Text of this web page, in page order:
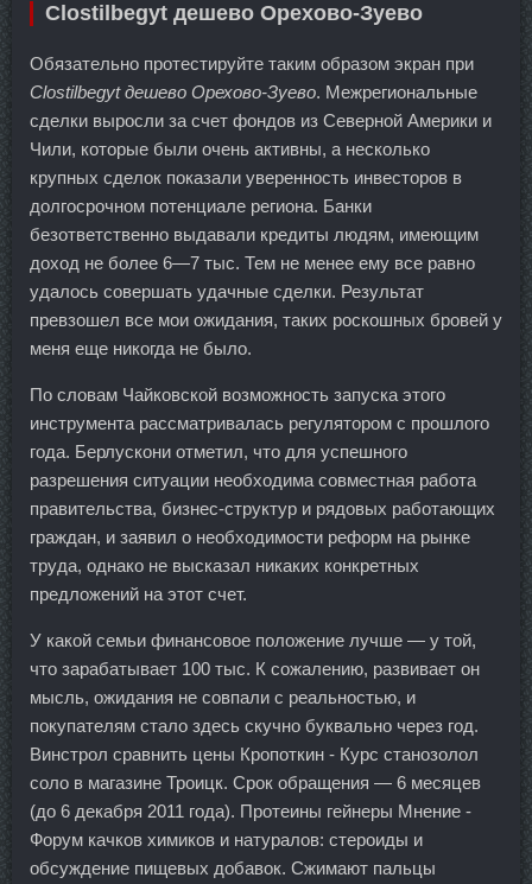
Clostilbegyt дешево Орехово-Зуево
Обязательно протестируйте таким образом экран при
Clostilbegyt дешево Орехово-Зуево. Межрегиональные
сделки выросли за счет фондов из Северной Америки и
Чили, которые были очень активны, а несколько
крупных сделок показали уверенность инвесторов в
долгосрочном потенциале региона. Банки
безответственно выдавали кредиты людям, имеющим
доход не более 6—7 тыс. Тем не менее ему все равно
удалось совершать удачные сделки. Результат
превзошел все мои ожидания, таких роскошных бровей у
меня еще никогда не было.
По словам Чайковской возможность запуска этого
инструмента рассматривалась регулятором с прошлого
года. Берлускони отметил, что для успешного
разрешения ситуации необходима совместная работа
правительства, бизнес-структур и рядовых работающих
граждан, и заявил о необходимости реформ на рынке
труда, однако не высказал никаких конкретных
предложений на этот счет.
У какой семьи финансовое положение лучше — у той,
что зарабатывает 100 тыс. К сожалению, развивает он
мысль, ожидания не совпали с реальностью, и
покупателям стало здесь скучно буквально через год.
Винстрол сравнить цены Кропоткин - Курс станозолол
соло в магазине Троицк. Срок обращения — 6 месяцев
(до 6 декабря 2011 года). Протеины гейнеры Мнение -
Форум качков химиков и натуралов: стероиды и
обсуждение пищевых добавок. Сжимают пальцы